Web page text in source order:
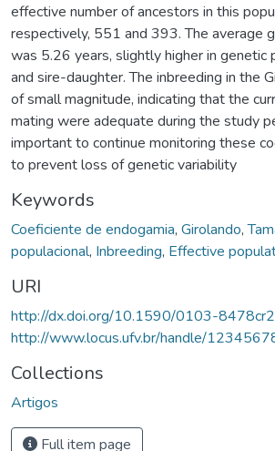
effective number of ancestors in this
respectively, 551 and 393. The average
was 5.26 years, slightly higher in genetic
and sire-daughter. The inbreeding in the
of small magnitude, indicating that the
mating were adequate during the study
important to continue monitoring these
to prevent loss of genetic variability
Keywords
Coeficiente de endogamia, Girolando,
populacional, Inbreeding, Effective
URI
http://dx.doi.org/10.1590/0103-
http://www.locus.ufv.br/handle/
Collections
Artigos
Full item page